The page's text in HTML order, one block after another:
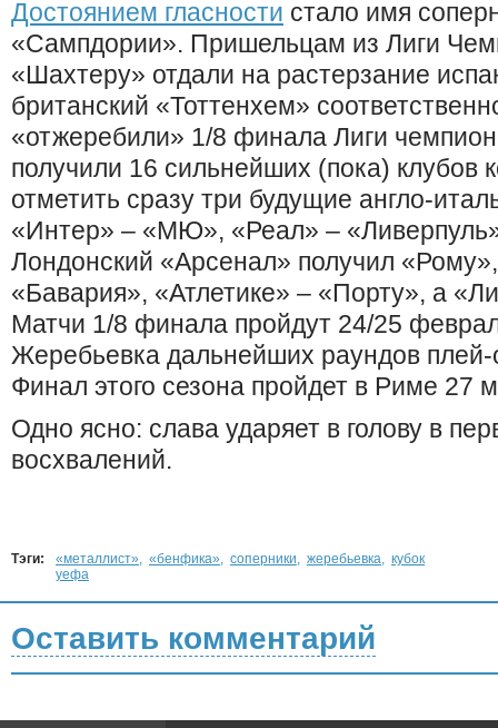
Достоянием гласности стало имя
«Сампдории». Пришельцам из Лиги
«Шахтеру» отдали на растерзание
британский «Тоттенхем»
«отжеребили» 1/8 финала Лиги
получили 16 сильнейших (пока) клубов
отметить сразу три будущие англо-
«Интер» – «МЮ», «Реал» –
Лондонский «Арсенал» получил
«Бавария», «Атлетике» – «Порту», а
Матчи 1/8 финала пройдут 24/25
Жеребьевка дальнейших раундов
Финал этого сезона пройдет в Риме 27
Одно ясно: слава ударяет в голову в
восхвалений.
Тэги: «металлист», «бенфика», соперники, жеребьевка, кубок
уефа
Оставить комментарий